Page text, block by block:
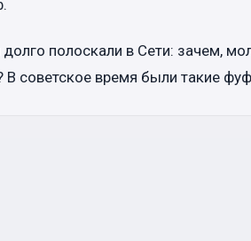
полоскали в Сети: зачем,
В советское время были такие